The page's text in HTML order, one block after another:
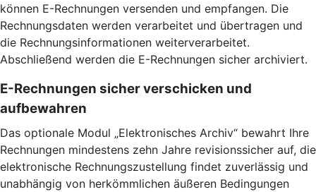
können E-Rechnungen versenden und empfangen. Die
Rechnungsdaten werden verarbeitet und übertragen und
die Rechnungsinformationen weiterverarbeitet.
Abschließend werden die E-Rechnungen sicher archiviert.
E-Rechnungen sicher verschicken und
aufbewahren
Das optionale Modul „Elektronisches Archiv“ bewahrt Ihre
Rechnungen mindestens zehn Jahre revisionssicher auf, die
elektronische Rechnungszustellung findet zuverlässig und
unabhängig von herkömmlichen äußeren Bedingungen